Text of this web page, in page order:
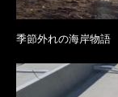
季節外れの海岸物語